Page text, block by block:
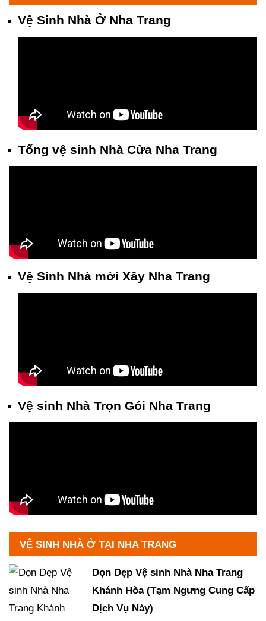
Vệ Sinh Nhà Ở Nha Trang
Tổng vệ sinh Nhà Cửa Nha Trang
Vệ Sinh Nhà mới Xây Nha Trang
Vệ sinh Nhà Trọn Gói Nha Trang
VỆ SINH NHÀ Ở TẠI NHA TRANG
Dọn Dẹp Vệ sinh Nhà Nha Trang
Khánh Hòa (Tạm Ngưng Cung Cấp
Dịch Vụ Này)